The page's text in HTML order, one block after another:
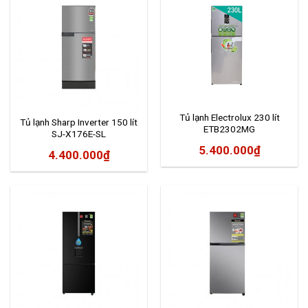
Tủ lạnh Sharp Inverter 150 lít
SJ-X176E-SL
4.400.000₫
Tủ lạnh Electrolux 230 lít
ETB2302MG
5.400.000₫